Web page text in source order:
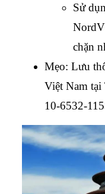
Sử
chặn
Mẹo: Lưu
Việt Nam
10-6532-